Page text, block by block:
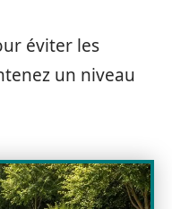
éviter les
un niveau